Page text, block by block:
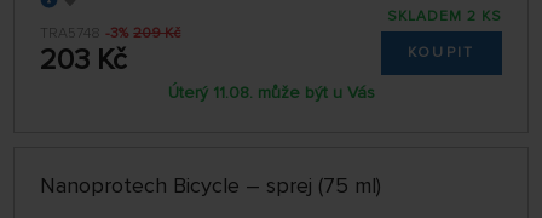
TRA5748 -3% 209 Kč
203 Kč
SKLADEM 2 KS
KOUPIT
Úterý 11.08. může být u Vás
Nanoprotech Bicycle – sprej (75 ml)